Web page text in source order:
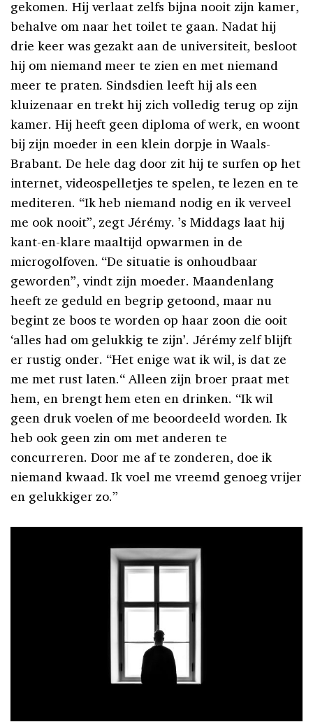
gekomen. Hij verlaat zelfs bijna nooit zijn kamer,
behalve om naar het toilet te gaan. Nadat hij
drie keer was gezakt aan de universiteit, besloot
hij om niemand meer te zien en met niemand
meer te praten. Sindsdien leeft hij als een
kluizenaar en trekt hij zich volledig terug op zijn
kamer. Hij heeft geen diploma of werk, en woont
bij zijn moeder in een klein dorpje in Waals-
Brabant. De hele dag door zit hij te surfen op het
internet, videospelletjes te spelen, te lezen en te
mediteren. “Ik heb niemand nodig en ik verveel
me ook nooit”, zegt Jérémy. ’s Middags laat hij
kant-en-klare maaltijd opwarmen in de
microgolfoven. “De situatie is onhoudbaar
geworden”, vindt zijn moeder. Maandenlang
heeft ze geduld en begrip getoond, maar nu
begint ze boos te worden op haar zoon die ooit
‘alles had om gelukkig te zijn’. Jérémy zelf blijft
er rustig onder. “Het enige wat ik wil, is dat ze
me met rust laten.“ Alleen zijn broer praat met
hem, en brengt hem eten en drinken. “Ik wil
geen druk voelen of me beoordeeld worden. Ik
heb ook geen zin om met anderen te
concurreren. Door me af te zonderen, doe ik
niemand kwaad. Ik voel me vreemd genoeg vrijer
en gelukkiger zo.”